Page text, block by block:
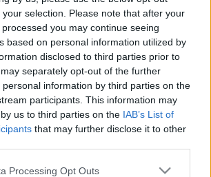
selection. Please note that after your
you may continue seeing
based on personal information utilized by
disclosed to third parties prior to
separately opt-out of the further
information by third parties on the
participants. This information may
us to third parties on the IAB’s List of
that may further disclose it to other
website/app uses one or more Google
Processing Opt Outs